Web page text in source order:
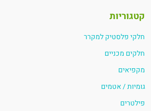
קטגוריות
חלקי פלסטיק למקרר
חלקים מכניים
מקפיאים
גומיות / אטמים
פילטרים